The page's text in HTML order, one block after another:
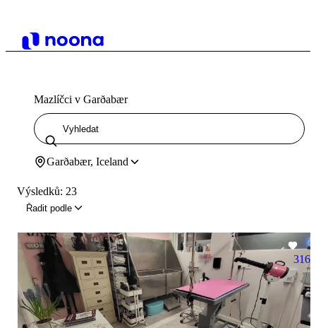
Mazlíčci v Garðabær
Garðabær, Iceland
Výsledků: 23
Řadit podle
316